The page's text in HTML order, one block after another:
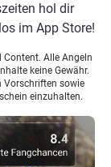
hol dir
im App Store!
Content. Alle Angeln
keine Gewähr.
Vorschriften sowie
einzuhalten.